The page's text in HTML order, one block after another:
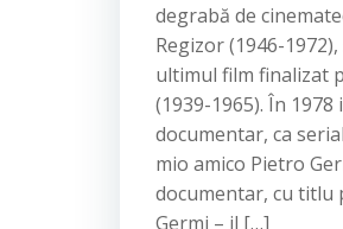
degrabă de
Regizor (1946-
ultimul film finalizat
(1939-1965). În 1978
documentar, ca
mio amico Pietro
documentar, cu titlu
Germi – il […]